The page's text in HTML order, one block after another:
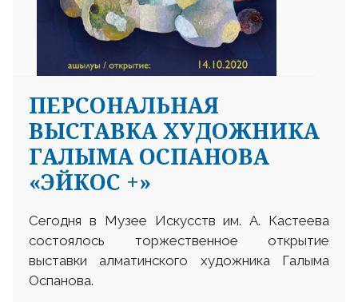
ПЕРСОНАЛЬНАЯ
ВЫСТАВКА ХУДОЖНИКА
ГАЛЫМА ОСПАНОВА
«ЭЙКОС +»
Сегодня в Музее Искусств им. А. Кастеева
состоялось торжественное открытие
выставки алматинского художника Галыма
Оспанова.